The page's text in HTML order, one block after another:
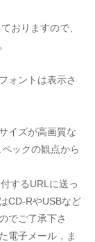
おりますので、
ォントは表示さ
イズが高画質な
ックの観点から
するURLに送っ
CD-RやUSBなど
でご了承下さ
電子メール，ま